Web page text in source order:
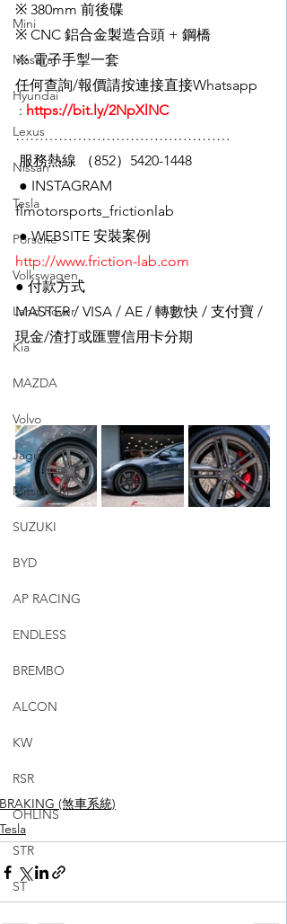
Mini
Maserati
Hyundai
Lexus
Nissan
Tesla
Porsche
Volkswagen
Land Rover
Kia
MAZDA
Volvo
Jaguar
Mitsubishi
SUZUKI
BYD
AP RACING
ENDLESS
BREMBO
ALCON
KW
RSR
OHLINS
STR
ST
※ 380mm 前後碟
※ CNC 鋁合金製造合頭 + 鋼橋
※ 電子手掣一套
任何查詢/報價請按連接直接Whatsapp
: https://bit.ly/2NpXlNC
………………………………………
服務熱線 （852）5420-1448
● INSTAGRAM
flmotorsports_frictionlab
● WEBSITE 安裝案例
http://www.friction-lab.com
● 付款方式
MASTER / VISA / AE / 轉數快 / 支付寶 /
現金/渣打或匯豐信用卡分期
BRAKING (煞車系統)
Tesla